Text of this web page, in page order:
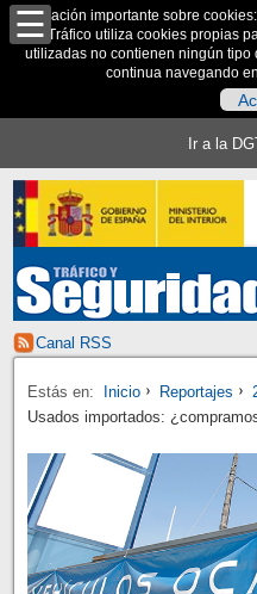
Información importante sobre
de Tráfico utiliza cookies propias
utilizadas no contienen ningún tipo
continua navegando
Ir a la
Canal RSS
Estás en: Inicio Reportajes
Usados importados: